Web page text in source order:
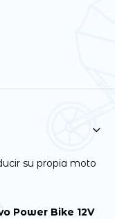
su propia moto
Power Bike 12V